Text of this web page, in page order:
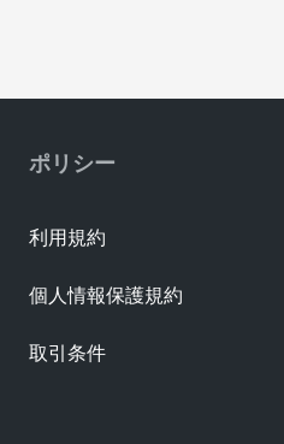
ポリシー
利用規約
個人情報保護規約
取引条件